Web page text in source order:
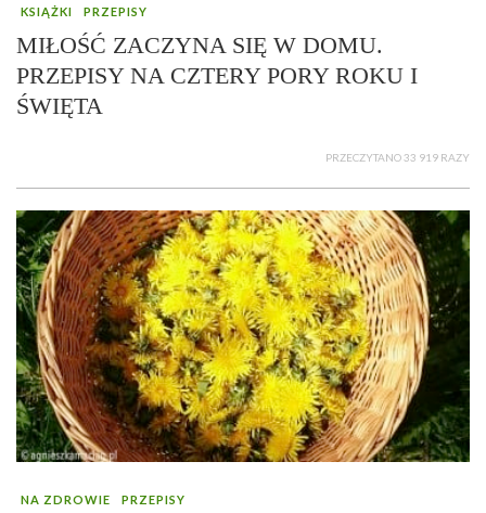
KSIĄŻKI PRZEPISY
MIŁOŚĆ ZACZYNA SIĘ W DOMU.
PRZEPISY NA CZTERY PORY ROKU I
ŚWIĘTA
PRZECZYTANO 33 919 RAZY
NA ZDROWIE PRZEPISY